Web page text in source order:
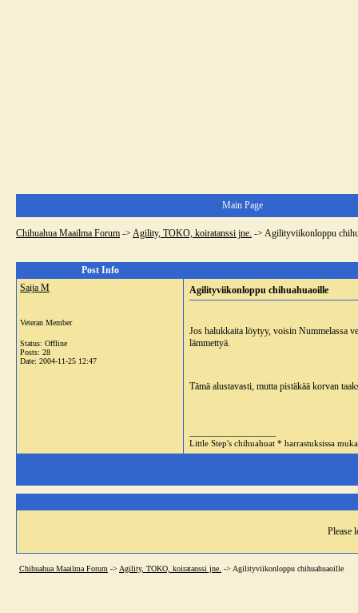
Main Page
Chihuahua Maailma Forum -> Agility, TOKO, koiratanssi jne. -> Agilityviikonloppu
Post Info
Saija M
Veteran Member
Status: Offline
Posts: 28
Date: 2004-11-25 12:47
Agilityviikonloppu chihuahuaoille
Jos halukkaita löytyy, voisin Nummelassa
lämmettyä.
Tämä alustavasti, mutta pistäkää korvan
Little Step's chihuahuat * harrastuksissa
Please
Chihuahua Maailma Forum -> Agility, TOKO, koiratanssi jne. -> Agilityviikonloppu chihuahuaoille